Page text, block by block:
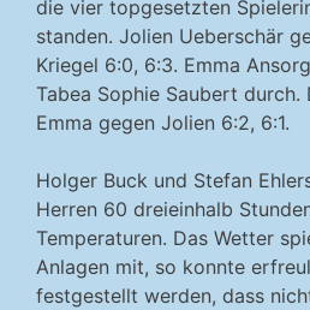
die vier topgesetzten
standen. Jolien Ueberschär
Kriegel 6:0, 6:3. Emma
Tabea Sophie Saubert durch.
Emma gegen Jolien 6:2, 6:1.
Holger Buck und Stefan
Herren 60 dreieinhalb
Temperaturen. Das Wetter
Anlagen mit, so konnte
festgestellt werden, dass